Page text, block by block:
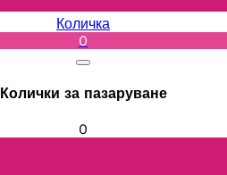
Количка
0
Колички за пазаруване
0